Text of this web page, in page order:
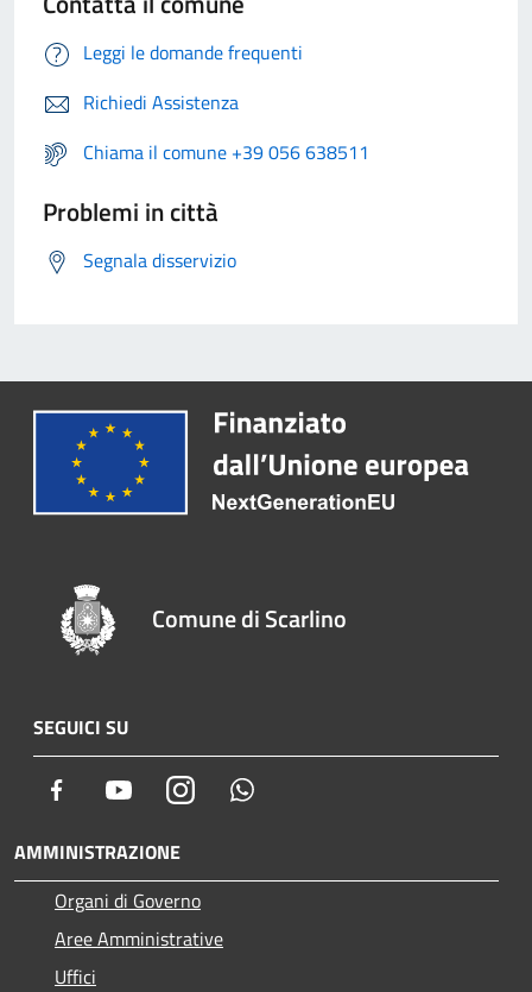
Leggi le domande frequenti
Richiedi Assistenza
Chiama il comune +39 056 638511
Problemi in città
Segnala disservizio
Comune di Scarlino
SEGUICI SU
Facebook YoutubeInstagram
AMMINISTRAZIONE
Organi di Governo
Aree Amministrative
Uffici